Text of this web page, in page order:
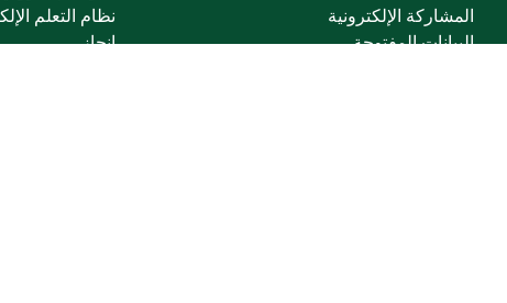
المشاركة الإلكترونية
البيانات المفتوحة
نظام التعلم
إنجاز